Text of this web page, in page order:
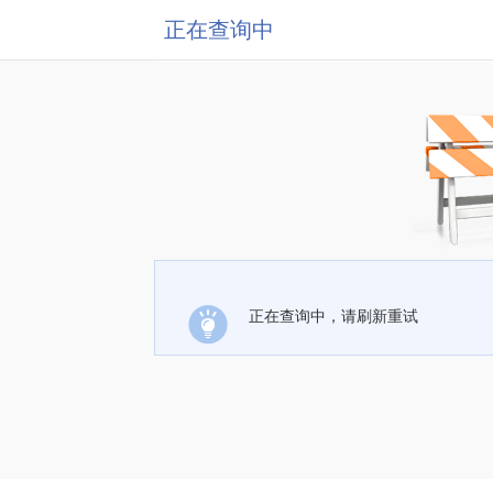
正在查询中
正在查询中，请刷新重试